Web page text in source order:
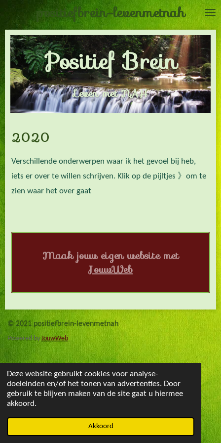
Deze website gebruikt cookies voor analyse-
doeleinden en/of het tonen van advertenties. Door
gebruik te blijven maken van de site gaat u hiermee
akkoord.
Akkoord
direct
naar
de
hoofdinhoud
positiefbrein-levenmetnah
Positief Brein
Leven met NAH
2020
Verschillende onderwerpen waar ik het gevoel bij heb,
iets er over te willen schrijven. Klik op de pijltjes 》om te
zien waar het over gaat
Maak jouw eigen website met
JouwWeb
© 2021 positiefbrein-levenmetnah
Powered byJouwWeb